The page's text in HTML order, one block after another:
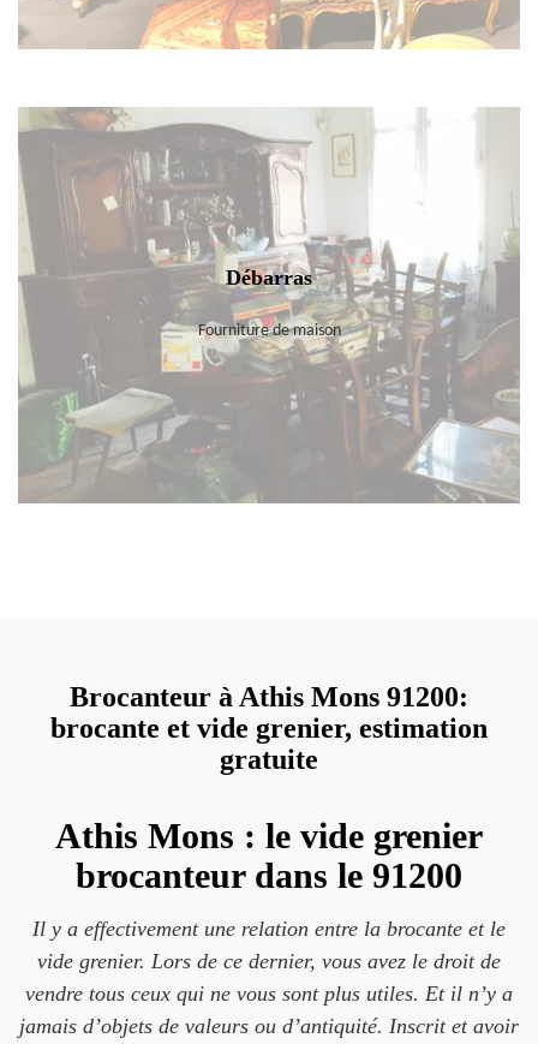
Débarras
Fourniture de maison
Brocanteur à Athis Mons 91200:
brocante et vide grenier, estimation
gratuite
Athis Mons : le vide grenier
brocanteur dans le 91200
Il y a effectivement une relation entre la brocante et le
vide grenier. Lors de ce dernier, vous avez le droit de
vendre tous ceux qui ne vous sont plus utiles. Et il n’y a
jamais d’objets de valeurs ou d’antiquité. Inscrit et avoir